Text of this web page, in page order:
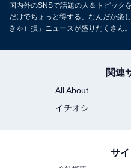
国内外のSNSで話題の人＆トピック
だけでちょっと得する、なんだか楽
きゃ）損」ニュースが盛りだくさん。
関連
All About
イチオシ
サ